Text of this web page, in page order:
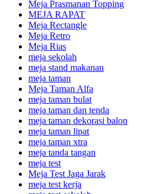
Meja Prasmanan Topping
MEJA RAPAT
Meja Rectangle
Meja Retro
Meja Rias
meja sekolah
meja stand makanan
meja taman
Meja Taman Alfa
meja taman bulat
meja taman dan tenda
meja taman dekorasi balon
meja taman lipat
meja taman xtra
meja tanda tangan
meja test
Meja Test Jaga Jarak
meja test kerja